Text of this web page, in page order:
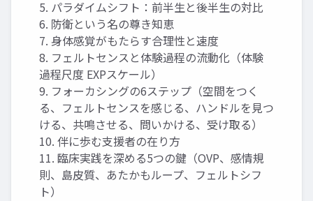
5. パラダイムシフト：前半生と後半生の対比
6. 防衛という名の尊き知恵
7. 身体感覚がもたらす合理性と速度
8. フェルトセンスと体験過程の流動化（体験
過程尺度 EXPスケール）
9. フォーカシングの6ステップ（空間をつく
る、フェルトセンスを感じる、ハンドルを見つ
ける、共鳴させる、問いかける、受け取る）
10. 伴に歩む支援者の在り方
11. 臨床実践を深める5つの鍵（OVP、感情規
則、島皮質、あたかもループ、フェルトシフ
ト）